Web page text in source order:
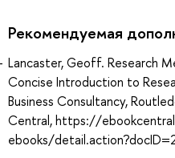
Рекомендуемая
Lancaster, Geoff. Research
Concise Introduction to
Business Consultancy,
Central, https://
ebooks/